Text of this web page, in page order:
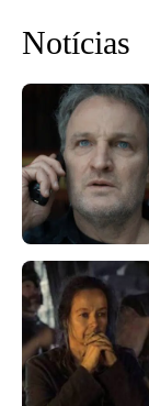
Notícias